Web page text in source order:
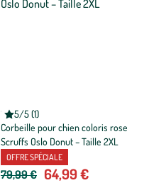
5/5 (1)
Note
moyenne
de
5
sur
5
avec
SCRUFFS
Corbeille pour chien coloris rose
Scruffs Oslo Donut – Taille 2XL
OFFRE SPÉCIALE
79,99 € 64,99 €